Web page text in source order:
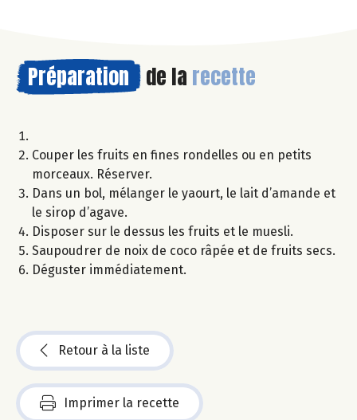
Préparation de la recette
Couper les fruits en fines rondelles ou en petits
morceaux. Réserver.
Dans un bol, mélanger le yaourt, le lait d’amande et
le sirop d’agave.
Disposer sur le dessus les fruits et le muesli.
Saupoudrer de noix de coco râpée et de fruits secs.
Déguster immédiatement.
Retour à la liste
Imprimer la recette